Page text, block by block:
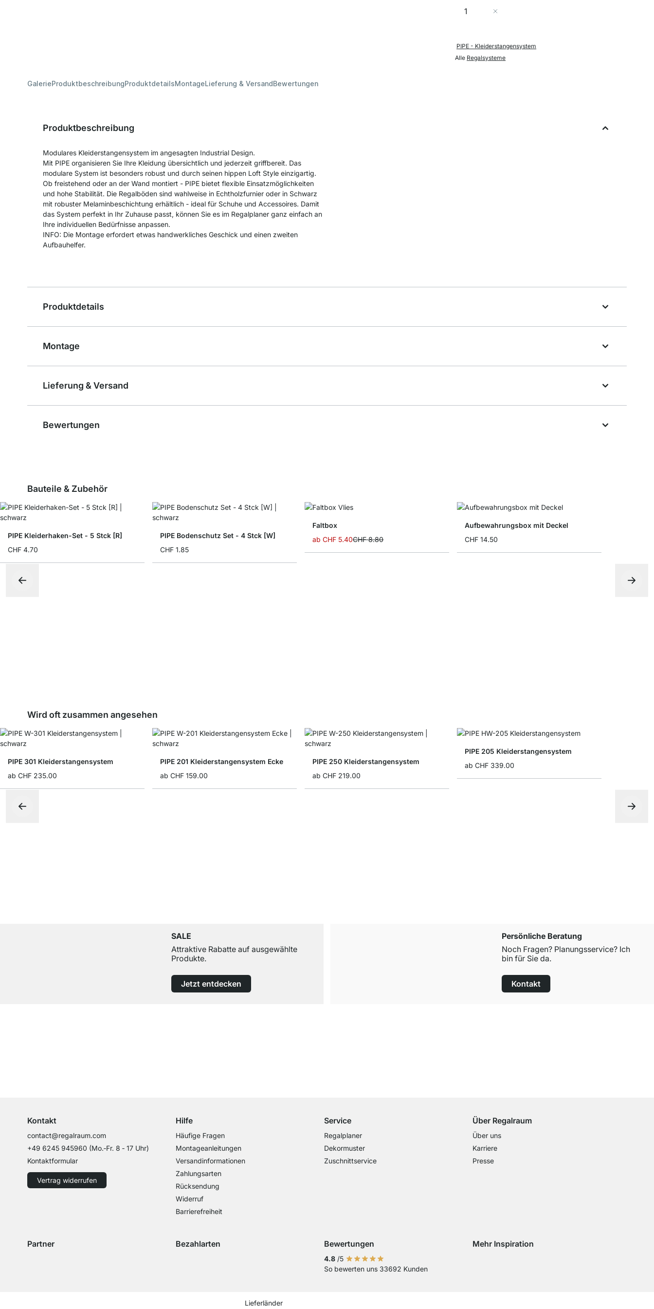
Menge
PIPE - Kleiderstangensystem
Alle Regalsysteme
GalerieProduktbeschreibungProduktdetailsMontageLieferung & VersandBewertungen
Produktbeschreibung
Modulares Kleiderstangensystem im angesagten Industrial Design.
Mit PIPE organisieren Sie Ihre Kleidung übersichtlich und jederzeit griffbereit. Das
modulare System ist besonders robust und durch seinen hippen Loft Style einzigartig.
Ob freistehend oder an der Wand montiert - PIPE bietet flexible Einsatzmöglichkeiten
und hohe Stabilität. Die Regalböden sind wahlweise in Echtholzfurnier oder in Schwarz
mit robuster Melaminbeschichtung erhältlich - ideal für Schuhe und Accessoires. Damit
das System perfekt in Ihr Zuhause passt, können Sie es im Regalplaner ganz einfach an
Ihre individuellen Bedürfnisse anpassen.
INFO: Die Montage erfordert etwas handwerkliches Geschick und einen zweiten
Aufbauhelfer.
Produktdetails
Montage
Lieferung & Versand
Bewertungen
Bauteile & Zubehör
PIPE Kleiderhaken-Set - 5 Stck [R]
CHF 4.70
PIPE Bodenschutz Set - 4 Stck [W]
CHF 1.85
Faltbox
ab CHF 5.40CHF 8.80
Aufbewahrungsbox mit Deckel
CHF 14.50
Wird oft zusammen angesehen
PIPE 301 Kleiderstangensystem
ab CHF 235.00
PIPE 201 Kleiderstangensystem Ecke
ab CHF 159.00
PIPE 250 Kleiderstangensystem
ab CHF 219.00
PIPE 205 Kleiderstangensystem
ab CHF 339.00
SALE
Attraktive Rabatte auf ausgewählte
Produkte.
Jetzt entdecken
Persönliche Beratung
Noch Fragen? Planungsservice? Ich
bin für Sie da.
Kontakt
Kontakt
contact@regalraum.com
+49 6245 945960 (Mo.‑Fr. 8 ‑ 17 Uhr)
Kontaktformular
Vertrag widerrufen
Hilfe
Häufige Fragen
Montageanleitungen
Versandinformationen
Zahlungsarten
Rücksendung
Widerruf
Barrierefreiheit
Service
Regalplaner
Dekormuster
Zuschnittservice
Über Regalraum
Über uns
Karriere
Presse
Partner Bezahlarten
Zahlung mit Sofort Kasse
Zahlung mit Vorkasse
Bewertungen
4.8 /5
So bewerten uns 33692 Kunden
Mehr Inspiration
Lieferländer